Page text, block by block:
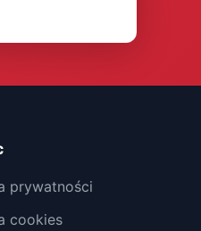
prywatności
cookies